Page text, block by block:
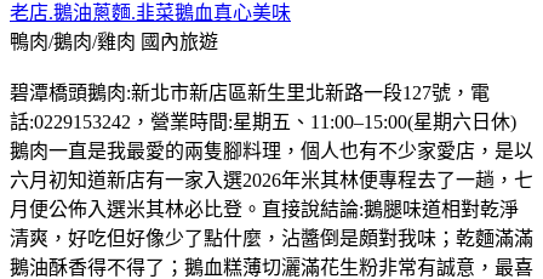
老店.鵝油蔥麵.韭菜鵝血真心美味
鴨肉/鵝肉/雞肉 國內旅遊
碧潭橋頭鵝肉:新北市新店區新生里北新路一段127號，電
話:0229153242，營業時間:星期五、11:00–15:00(星期六日休)
鵝肉一直是我最愛的兩隻腳料理，個人也有不少家愛店，是以
六月初知道新店有一家入選2026年米其林便專程去了一趟，七
月便公佈入選米其林必比登。直接說結論:鵝腿味道相對乾淨
清爽，好吃但好像少了點什麼，沾醬倒是頗對我味；乾麵滿滿
鵝油酥香得不得了；鵝血糕薄切灑滿花生粉非常有誠意，最喜